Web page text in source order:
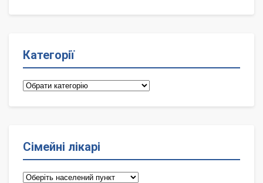
Категорії
Категорії
Сімейні лікарі
Сімейні